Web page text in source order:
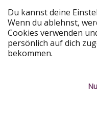
HolidayPirates Group
Lerne uns kennen
Über uns
Du kannst deine
Wenn du ablehnst,
Cookies verwenden
persönlich auf dich
bekommen.